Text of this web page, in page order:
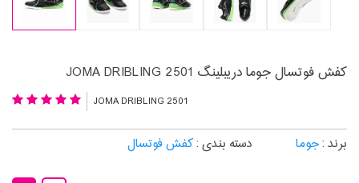
کفش فوتسال جوما دریبلینگ 2501 JOMA DRIBLING
JOMA DRIBLING 2501
برند :جوما دسته بندی :کفش فوتسال